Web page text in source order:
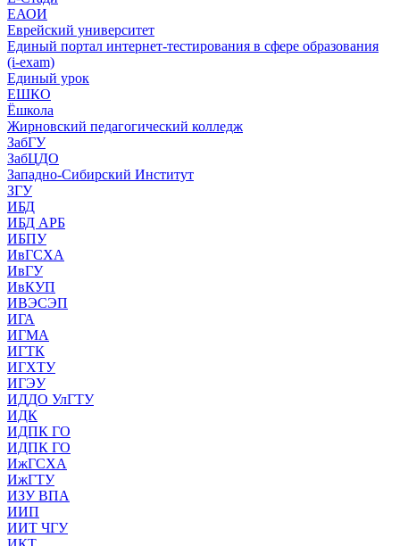
ЕАОИ
Еврейский университет
Единый портал интернет-тестирования в сфере образования
(i-exam)
Единый урок
ЕШКО
Ёшкола
Жирновский педагогический колледж
ЗабГУ
ЗабЦДО
Западно-Сибирский Институт
ЗГУ
ИБД
ИБД АРБ
ИБПУ
ИвГСХА
ИвГУ
ИвКУП
ИВЭСЭП
ИГА
ИГМА
ИГТК
ИГХТУ
ИГЭУ
ИДДО УлГТУ
ИДК
ИДПК ГО
ИДПК ГО
ИжГСХА
ИжГТУ
ИЗУ ВПА
ИИП
ИИТ ЧГУ